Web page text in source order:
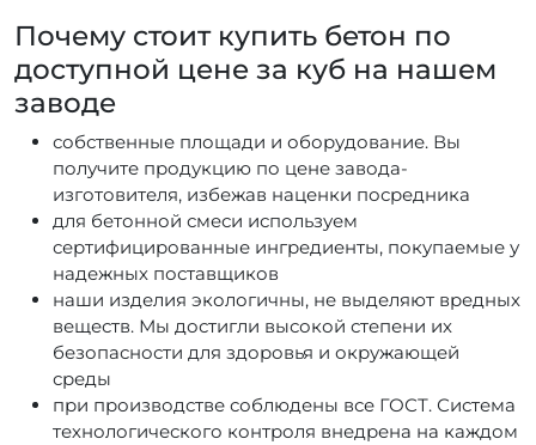
Почему стоит купить бетон по
доступной цене за куб на нашем
заводе
собственные площади и оборудование. Вы
получите продукцию по цене завода-
изготовителя, избежав наценки посредника
для бетонной смеси используем
сертифицированные ингредиенты, покупаемые у
надежных поставщиков
наши изделия экологичны, не выделяют вредных
веществ. Мы достигли высокой степени их
безопасности для здоровья и окружающей
среды
при производстве соблюдены все ГОСТ. Система
технологического контроля внедрена на каждом